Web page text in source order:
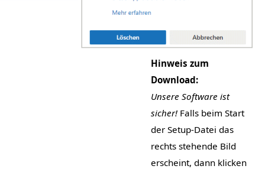
Hinweis zum
Download:
Unsere Software ist
sicher!Falls beim Start
der Setup-Datei das
rechts stehende Bild
erscheint, dann klicken